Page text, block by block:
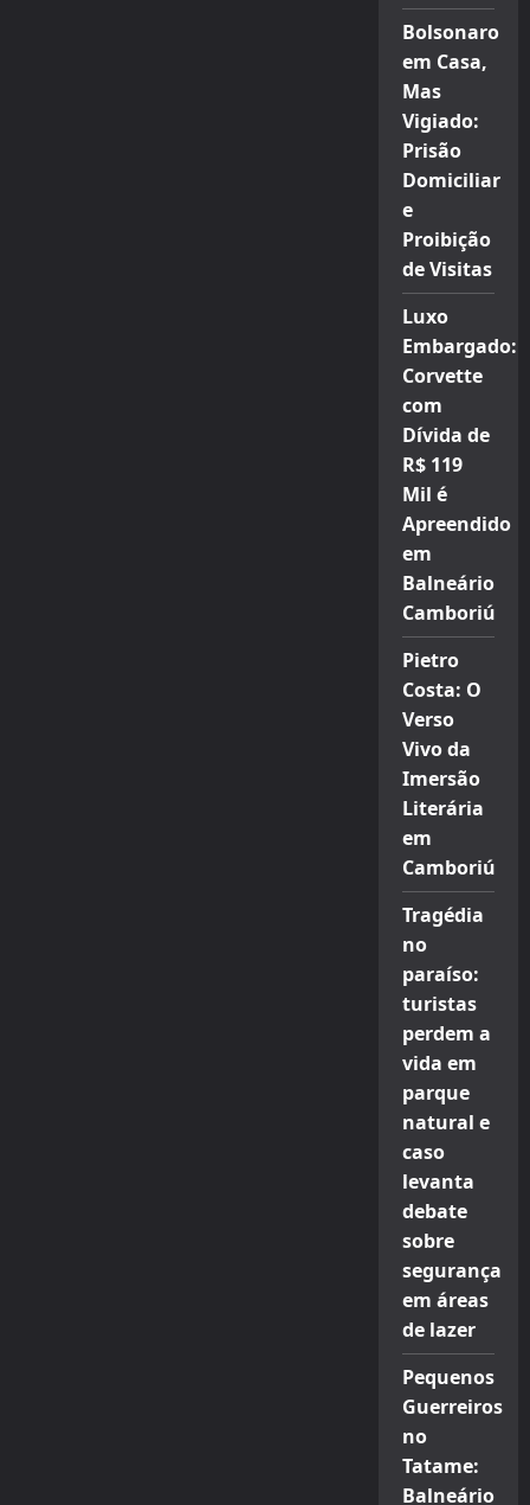
Bolsonaro
em Casa,
Mas
Vigiado:
Prisão
Domiciliar
e
Proibição
de Visitas
Luxo
Embargado:
Corvette
com
Dívida de
R$ 119
Mil é
Apreendido
em
Balneário
Camboriú
Pietro
Costa: O
Verso
Vivo da
Imersão
Literária
em
Camboriú
Tragédia
no
paraíso:
turistas
perdem a
vida em
parque
natural e
caso
levanta
debate
sobre
segurança
em áreas
de lazer
Pequenos
Guerreiros
no
Tatame:
Balneário